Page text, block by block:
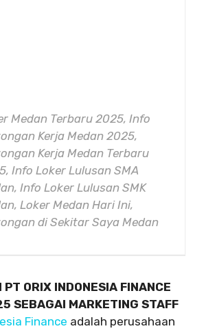
Medan Terbaru 2025, Info
Kerja Medan 2025,
Kerja Medan Terbaru
Info Loker Lulusan SMA
Info Loker Lulusan SMK
Loker Medan Hari Ini,
di Sekitar Saya Medan
PT ORIX INDONESIA FINANCE
SEBAGAI MARKETING STAFF
Finance adalah perusahaan